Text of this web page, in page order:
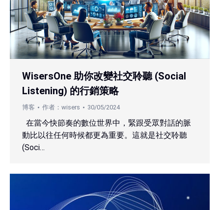
WisersOne 助你改變社交聆聽 (Social
Listening) 的行銷策略
博客 作者： wisers 30/05/2024
在當今快節奏的數位世界中，緊跟受眾對話的脈
動比以往任何時候都更為重要。這就是社交聆聽
(Soci…